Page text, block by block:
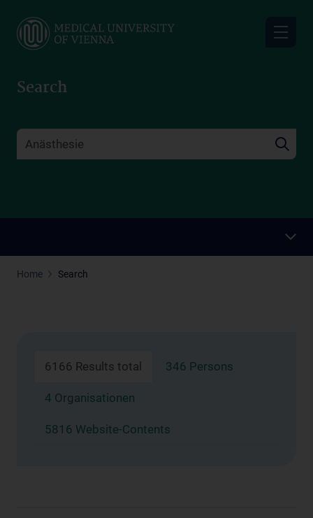
main
Search
Home Search
6166 Results total 346 Persons
4 Organisationen
5816 Website-Contents